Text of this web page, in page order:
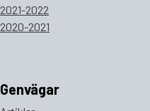
2021-2022
2020-2021
Genvägar